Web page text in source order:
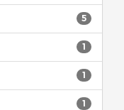
5
1
1
1